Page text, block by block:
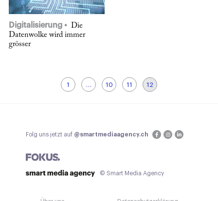
Digitalisierung
Die
Datenwolke wird immer
grösser
1 … 10 11 12
Folg uns jetzt auf @smartmediaagency.ch
© Smart Media Agency